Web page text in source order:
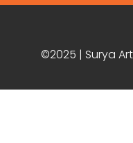
©2025 | Surya